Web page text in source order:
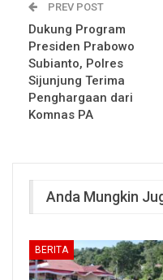
PREV POST
Dukung Program
Presiden Prabowo
Subianto, Polres
Sijunjung Terima
Penghargaan dari
Komnas PA
Anda Mungkin
BERITA